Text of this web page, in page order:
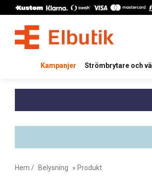
Kampanjer Strömbrytare och
Hem / Belysning » Produkt